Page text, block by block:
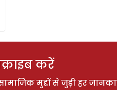
करें
मुद्दों से जुड़ी हर